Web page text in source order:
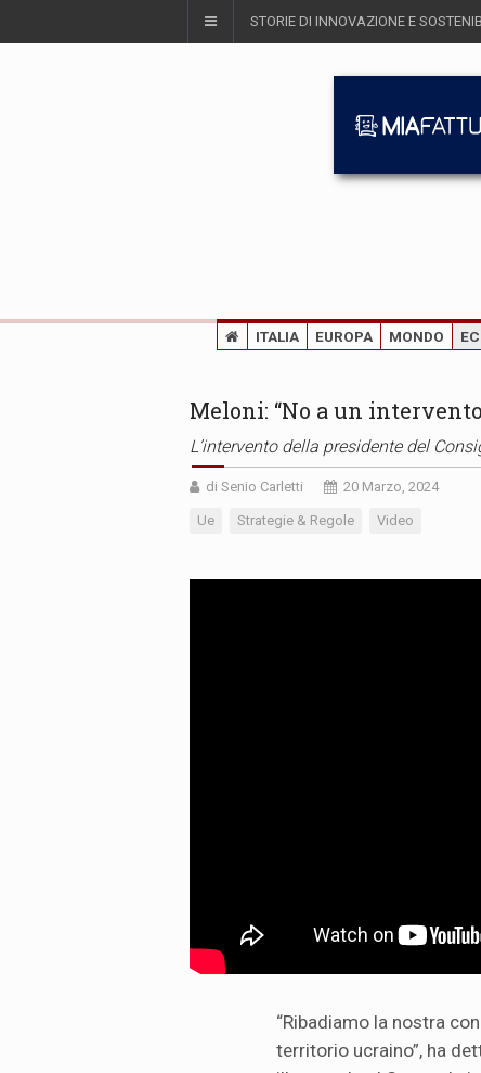
STORIE DI INNOVAZIONE E
ITALIA EUROPA MONDO
Meloni: “No a un
L’intervento della presidente del
di Senio Carletti 20 Marzo, 2024
Ue Strategie & Regole Video
“Ribadiamo la nostra
territorio ucraino”, ha